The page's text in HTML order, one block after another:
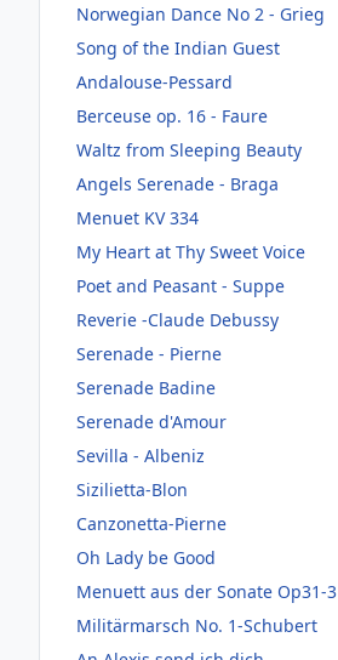
Norwegian Dance No 2 - Grieg
Song of the Indian Guest
Andalouse-Pessard
Berceuse op. 16 - Faure
Waltz from Sleeping Beauty
Angels Serenade - Braga
Menuet KV 334
My Heart at Thy Sweet Voice
Poet and Peasant - Suppe
Reverie -Claude Debussy
Serenade - Pierne
Serenade Badine
Serenade d'Amour
Sevilla - Albeniz
Sizilietta-Blon
Canzonetta-Pierne
Oh Lady be Good
Menuett aus der Sonate Op31-3
Militärmarsch No. 1-Schubert